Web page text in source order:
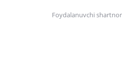
Foydalanuvchi